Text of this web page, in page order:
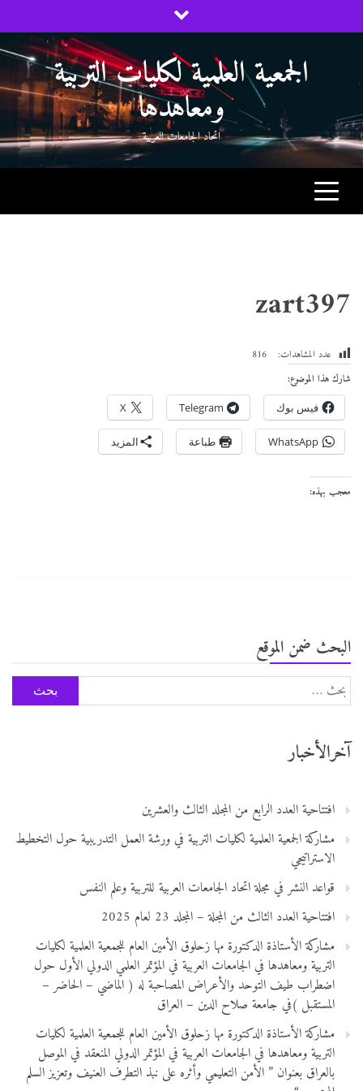
to
الجمعية العلمية لكليات التربية
ومعاهدها
اتحاد الجامعات العربية
zart397
عدد المشاهدات:
816
شارك هذا الموضوع:
فيس بوك Telegram
X
WhatsApp طباعة المزيد
معجب بهذه:
البحث ضمن الموقع
البحث
عن:
آخرالأخبار
افتتاحية العدد الرابع من المجلد الثالث والعشرين
مشاركة الجمعية العلمية لكليات التربية في ورشة العمل التدريبية حول التخطيط
الاستراتيجي
قواعد النشر في مجلة اتحاد الجامعات العربية للتربية وعلم النفس
افتتاحية العدد الثالث من المجلة – المجلد 23 لعام 2025
مشاركة الأستاذة الدكتورة مها زحلوق الأمين العام للجمعية العلمية لكليات
التربية ومعاهدها في الجامعات العربية في المؤتمر العلمي الدولي الأول حول
اضطراب طيف التوحد والأعراض المصاحبة له ( الماضي – الحاضر –
المستقبل )في جامعة صلاح الدين – العراق
مشاركة الأستاذة الدكتورة مها زحلوق الأمين العام للجمعية العلمية لكليات
التربية ومعاهدها في الجامعات العربية في المؤتمر الدولي المنعقد في الموصل
بالعراق بعنوان ” الأمن التعليمي وأثره على نبذ التطرف العنيف وتعزيز السلم